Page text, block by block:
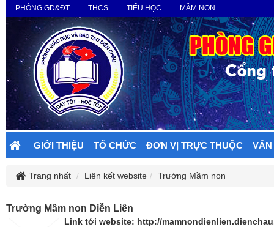
PHÒNG GD&ĐT THCS TIỂU HỌC MẦM NON
GIỚI THIỆU TỔ CHỨC ĐƠN VỊ TRỰC THUỘC
Trang nhất Liên kết website Trường Mầm non
Trường Mầm non Diễn Liên
Link tới website: http://